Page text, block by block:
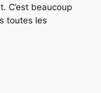
C’est beaucoup
toutes les